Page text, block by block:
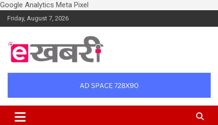
Google Analytics Meta Pixel
Skip
to
Friday, August 7, 2026
Ekhabri.com